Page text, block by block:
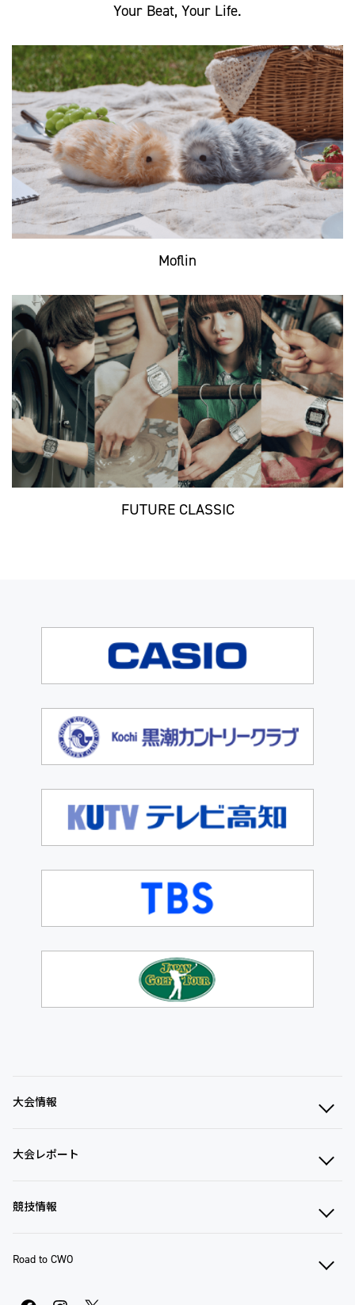
Your Beat, Your Life.
Moflin
FUTURE CLASSIC
大会情報
大会レポート
競技情報
Road to CWO